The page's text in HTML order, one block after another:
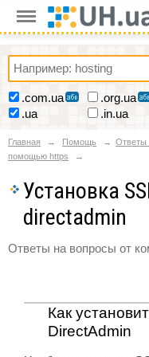
.com.ua .org.ua
.ua
.in.ua
Главная Помощь Ответы
помощью https
Установка
directadmin
Ответы на вопросы от
Как
DirectAdmin